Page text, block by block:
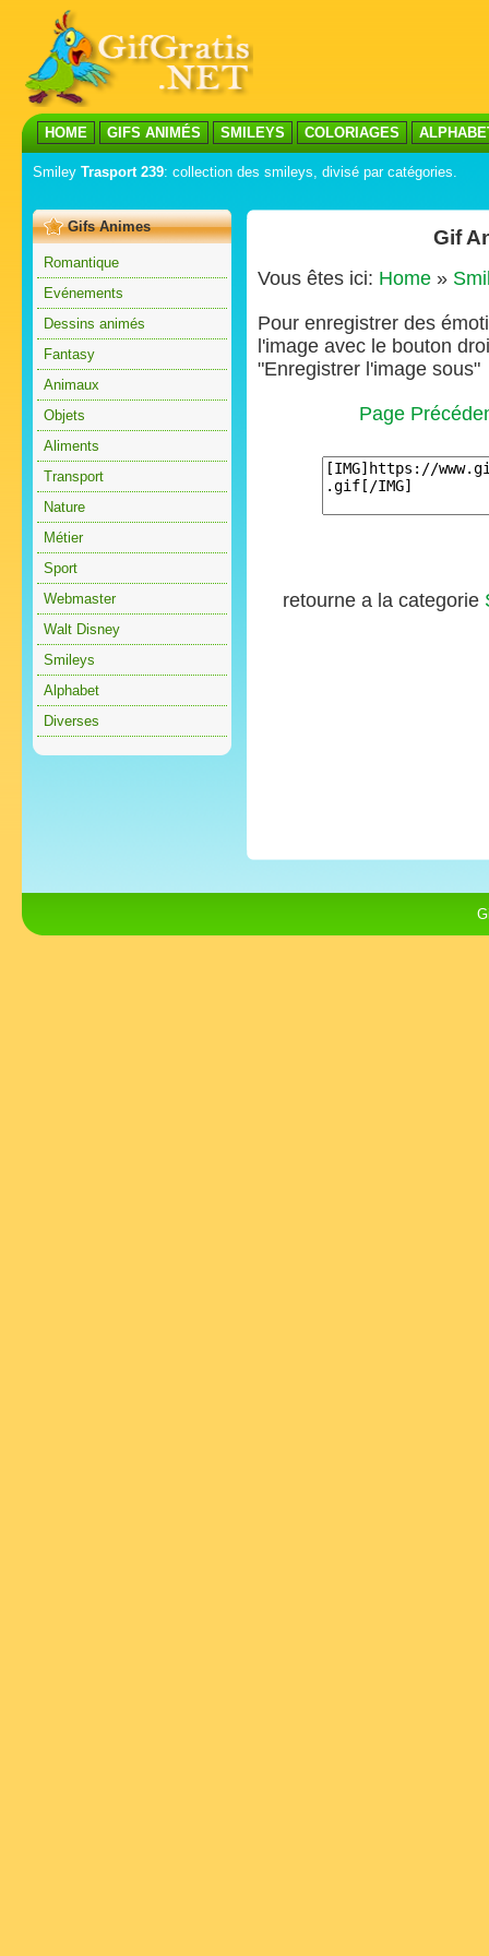
HOME GIFS ANIMÉS SMILEYS COLORIAGES
Smiley Trasport 239: collection des smileys, divisé par catégories.
Gifs Animes
Romantique
Evénements
Dessins animés
Fantasy
Animaux
Objets
Aliments
Transport
Nature
Métier
Sport
Webmaster
Walt Disney
Smileys
Alphabet
Diverses
Gif
Vous êtes ici: Home »
Pour enregistrer des
l'image avec le bouton
"Enregistrer l'image sous"
Page
retourne a la categorie